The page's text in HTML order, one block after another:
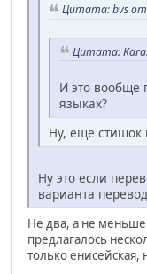
Цитата: bvs от
Цитата:
И это вообще
языках?
Ну, еще стишок
Ну это если
варианта
Не два, а не меньше
предлагалось
только енисейская,